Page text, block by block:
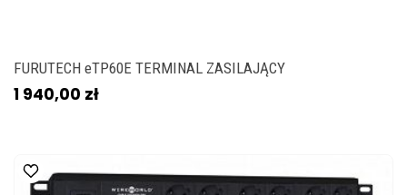
FURUTECH eTP60E TERMINAL ZASILAJĄCY
1 940,00 zł